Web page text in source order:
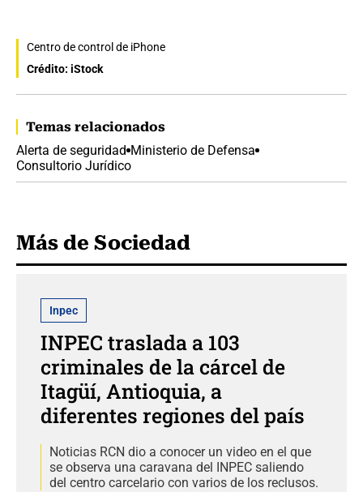
Centro de control de iPhone
Crédito: iStock
Temas relacionados
Alerta de seguridad Ministerio de Defensa
Consultorio Jurídico
Más de Sociedad
Inpec
INPEC traslada a 103
criminales de la cárcel de
Itagüí, Antioquia, a
diferentes regiones del país
Noticias RCN dio a conocer un video en el que
se observa una caravana del INPEC saliendo
del centro carcelario con varios de los reclusos.